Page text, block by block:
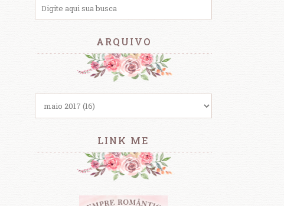
ARQUIVO
LINK ME